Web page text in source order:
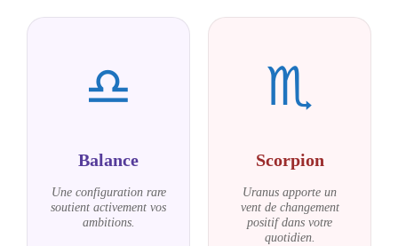
♎
Balance
Une configuration rare
soutient activement vos
ambitions.
♏
Scorpion
Uranus apporte un
vent de changement
positif dans votre
quotidien.